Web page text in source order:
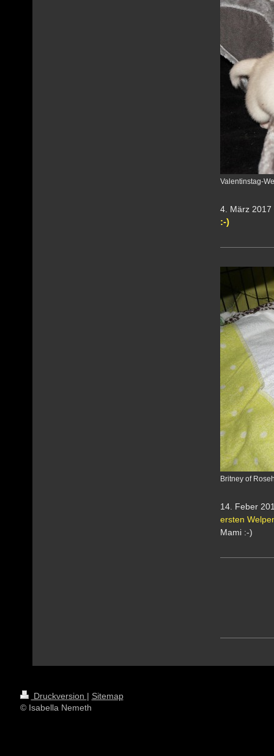
Valentinstag-
4. März
:-)
Britney of
14. Feber
ersten
Mami :-)
Druckversion | Sitemap
© Isabella Nemeth